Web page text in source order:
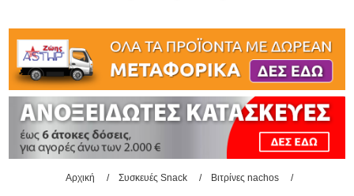
Αρχική / Συσκευές Snack / Βιτρίνες nachos /